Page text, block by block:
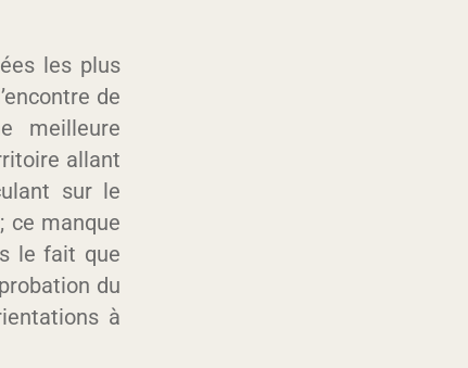
les plus
de
meilleure
allant
sur le
ce manque
le fait que
du
à